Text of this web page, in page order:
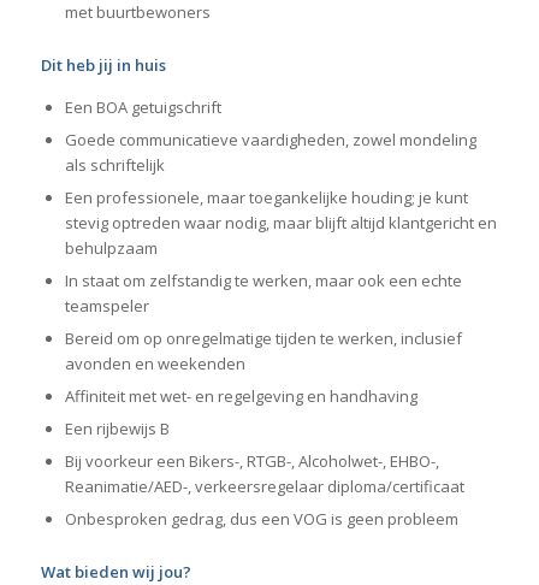
met buurtbewoners
Dit heb jij in huis
Een BOA getuigschrift
Goede communicatieve vaardigheden, zowel mondeling
als schriftelijk
Een professionele, maar toegankelijke houding; je kunt
stevig optreden waar nodig, maar blijft altijd klantgericht en
behulpzaam
In staat om zelfstandig te werken, maar ook een echte
teamspeler
Bereid om op onregelmatige tijden te werken, inclusief
avonden en weekenden
Affiniteit met wet- en regelgeving en handhaving
Een rijbewijs B
Bij voorkeur een Bikers-, RTGB-, Alcoholwet-, EHBO-,
Reanimatie/AED-, verkeersregelaar diploma/certificaat
Onbesproken gedrag, dus een VOG is geen probleem
Wat bieden wij jou?